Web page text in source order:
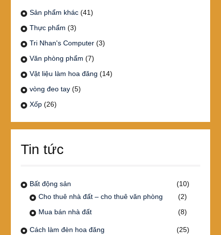
Sản phẩm khác (41)
Thực phẩm (3)
Tri Nhan's Computer (3)
Văn phòng phẩm (7)
Vật liệu làm hoa đăng (14)
vòng đeo tay (5)
Xốp (26)
Tin tức
Bất động sản
(10)
Cho thuê nhà đất – cho thuê văn phòng
(2)
Mua bán nhà đất
(8)
Cách làm đèn hoa đăng (25)